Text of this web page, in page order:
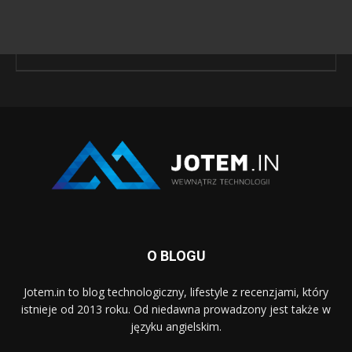
O BLOGU
Jotem.in to blog technologiczny, lifestyle z recenzjami, który
istnieje od 2013 roku. Od niedawna prowadzony jest także w
języku angielskim.